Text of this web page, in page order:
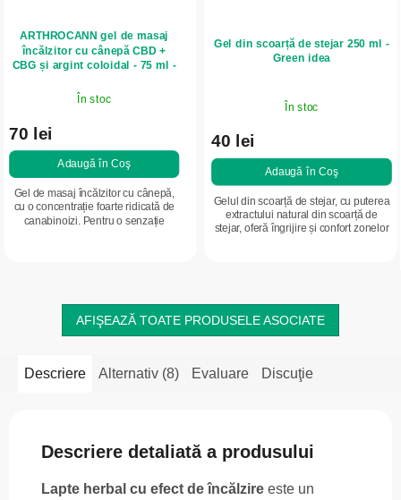
ARTHROCANN gel de masaj
încălzitor cu cânepă CBD +
CBG și argint coloidal - 75 ml -
În stoc
70 lei
Adaugă în Coş
Gel de masaj încălzitor cu cânepă,
cu o concentrație foarte ridicată de
canabinoizi. Pentru o senzație
Gel din scoarță de stejar 250 ml -
Green idea
În stoc
40 lei
Adaugă în Coş
Gelul din scoarță de stejar, cu puterea
extractului natural din scoarță de
stejar, oferă îngrijire și confort zonelor
AFIŞEAZĂ TOATE PRODUSELE ASOCIATE
Descriere Alternativ (8) Evaluare Discuţie
Descriere detaliată a produsului
Lapte herbal cu efect de încălzire este un